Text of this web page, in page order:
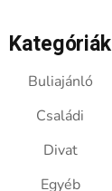
Kategóriák
Buliajánló
Családi
Divat
Egyéb